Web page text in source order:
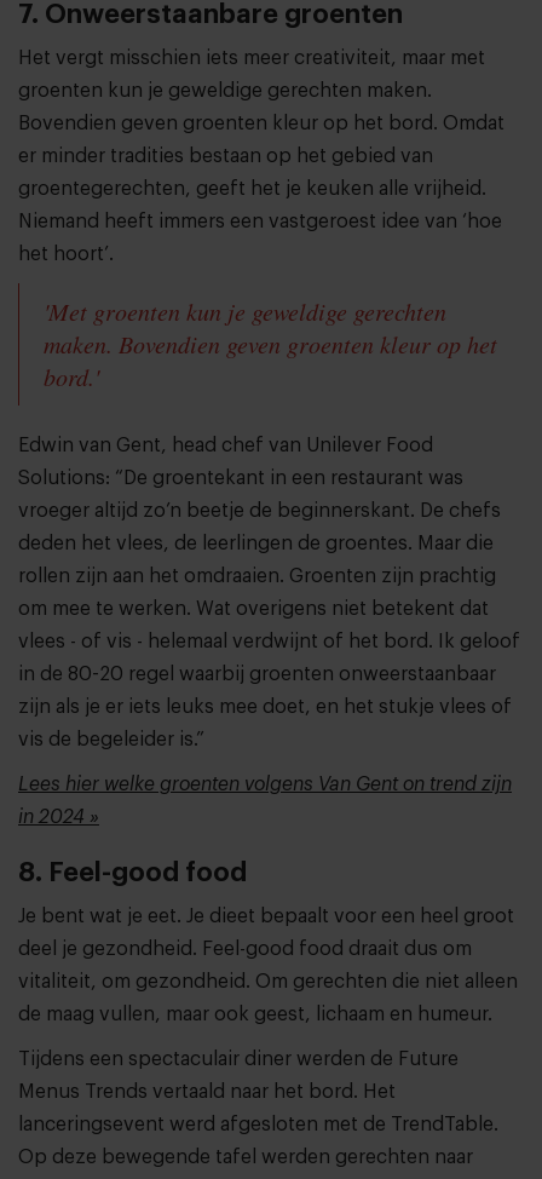
7. Onweerstaanbare groenten
Het vergt misschien iets meer creativiteit, maar met
groenten kun je geweldige gerechten maken.
Bovendien geven groenten kleur op het bord. Omdat
er minder tradities bestaan op het gebied van
groentegerechten, geeft het je keuken alle vrijheid.
Niemand heeft immers een vastgeroest idee van ‘hoe
het hoort’.
'Met groenten kun je geweldige gerechten
maken. Bovendien geven groenten kleur op het
bord.'
Edwin van Gent, head chef van Unilever Food
Solutions: “De groentekant in een restaurant was
vroeger altijd zo’n beetje de beginnerskant. De chefs
deden het vlees, de leerlingen de groentes. Maar die
rollen zijn aan het omdraaien. Groenten zijn prachtig
om mee te werken. Wat overigens niet betekent dat
vlees - of vis - helemaal verdwijnt of het bord. Ik geloof
in de 80-20 regel waarbij groenten onweerstaanbaar
zijn als je er iets leuks mee doet, en het stukje vlees of
vis de begeleider is.”
Lees hier welke groenten volgens Van Gent on trend zijn
in 2024 »
8. Feel-good food
Je bent wat je eet. Je dieet bepaalt voor een heel groot
deel je gezondheid. Feel-good food draait dus om
vitaliteit, om gezondheid. Om gerechten die niet alleen
de maag vullen, maar ook geest, lichaam en humeur.
Tijdens een spectaculair diner werden de Future
Menus Trends vertaald naar het bord. Het
lanceringsevent werd afgesloten met de TrendTable.
Op deze bewegende tafel werden gerechten naar